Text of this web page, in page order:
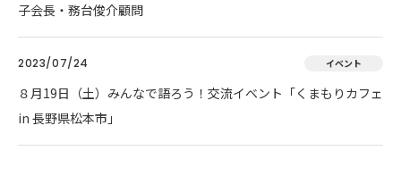
子会長・務台俊介顧問
2023/07/24 イベント
８月19日（土）みんなで語ろう！交流イベント「くまもりカフェ
in 長野県松本市」